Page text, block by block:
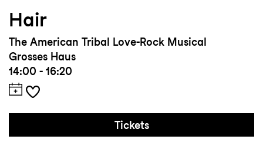
Hair
The American Tribal Love-Rock Musical
Grosses Haus
14:00 - 16:20
Tickets